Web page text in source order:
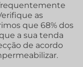
as
que 68% dos
a sua tenda
de acordo